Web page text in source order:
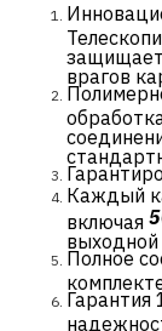
защищает
врагов
Каждый
включая
выходной
Полное
Гарантия